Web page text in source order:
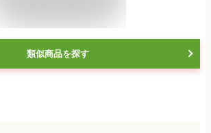
類似商品を探す